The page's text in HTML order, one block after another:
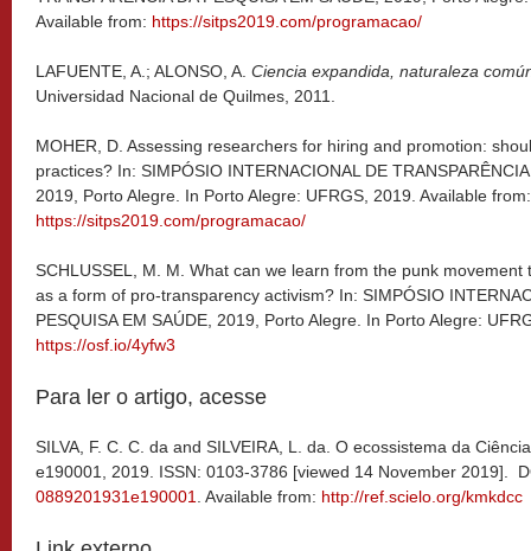
Available from: https://sitps2019.com/programacao/
LAFUENTE, A.; ALONSO, A. Ciencia expandida, naturaleza
Universidad Nacional de Quilmes, 2011.
MOHER, D. Assessing researchers for hiring and promotion:
practices? In: SIMPÓSIO INTERNACIONAL DE
2019, Porto Alegre. In Porto Alegre: UFRGS, 2019. Available from:
https://sitps2019.com/programacao/
SCHLUSSEL, M. M. What can we learn from the punk
as a form of pro-transparency activism? In: SIMPÓSIO
PESQUISA EM SAÚDE, 2019, Porto Alegre. In Porto Alegre:
https://osf.io/4yfw3
Para ler o artigo, acesse
SILVA, F. C. C. da and SILVEIRA, L. da. O ecossistema da
e190001, 2019. ISSN: 0103-3786 [viewed 14 November 2019].
0889201931e190001
. Available from: http://ref.scielo.org/kmkdcc